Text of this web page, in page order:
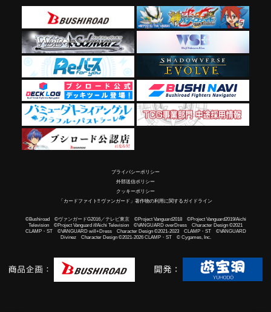
プライバシーポリシー
外部送信ポリシー
クッキーポリシー
「カードファイト!! ヴァンガード」著作物の利用に関するガイドライン
©Bushiroad ©ヴァンガードG2016／テレビ東京 ©Project Vanguard2018 ©Project Vanguard2019/Aichi
Television ©Project Vanguard if/Aichi Television ©VANGUARD overDress Character Design ©2021
CLAMP・ST ©VANGUARD will+Dress Character Design ©2021-2023 CLAMP・ST ©VANGUARD
Divinez Character Design ©2021-2026 CLAMP・ST © Cygames, Inc.